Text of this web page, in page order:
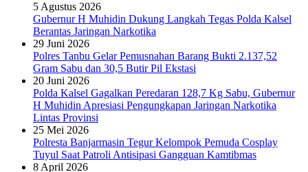
5 Agustus 2026
Gubernur H Muhidin Dukung Langkah Tegas Polda Kalsel
Berantas Jaringan Narkotika
29 Juni 2026
Polres Tanbu Gelar Pemusnahan Barang Bukti 2.137,52
Gram Sabu dan 30,5 Butir Pil Ekstasi
20 Juni 2026
Polda Kalsel Gagalkan Peredaran 128,7 Kg Sabu, Gubernur
H Muhidin Apresiasi Pengungkapan Jaringan Narkotika
Lintas Provinsi
25 Mei 2026
Polresta Banjarmasin Tegur Kelompok Pemuda Cosplay
Tuyul Saat Patroli Antisipasi Gangguan Kamtibmas
8 April 2026